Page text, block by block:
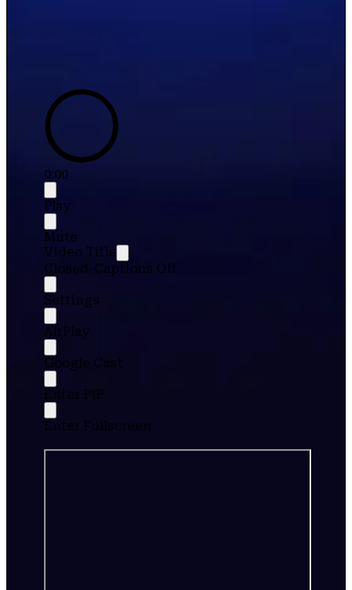
0:00
Play
Mute
Video Title
Closed-Captions Off
Settings
AirPlay
Google Cast
Enter PiP
Enter Fullscreen